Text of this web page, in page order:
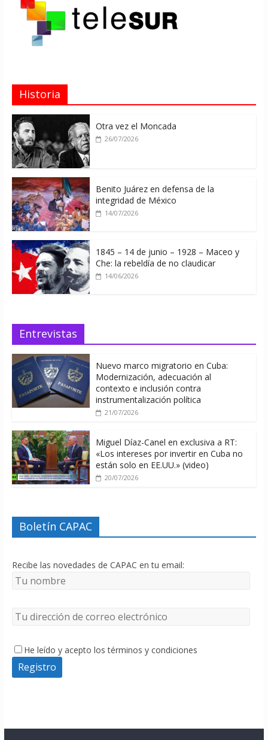
Historia
Otra vez el Moncada
26/07/2026
Benito Juárez en defensa de la
integridad de México
14/07/2026
1845 – 14 de junio – 1928 – Maceo y
Che: la rebeldía de no claudicar
14/06/2026
Entrevistas
Nuevo marco migratorio en Cuba:
Modernización, adecuación al
contexto e inclusión contra
instrumentalización política
21/07/2026
Miguel Díaz-Canel en exclusiva a RT:
«Los intereses por invertir en Cuba no
están solo en EE.UU.» (video)
20/07/2026
Boletín CAPAC
Recibe las novedades de CAPAC en tu email:
He leído y acepto los términos y condiciones